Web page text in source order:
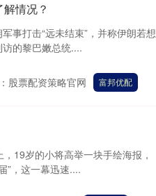
情况？
事打击“远未结束”，并称伊朗若想
的黎巴嫩总统....
股票配资策略官网 富邦优配
19岁的小将高举一块手绘海报，
”，这一幕迅速....